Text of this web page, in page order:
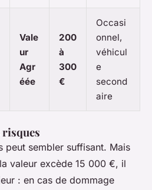
Vale
ur
Agr
éée
200
à
300
€
Occasi
onnel,
véhicul
e
second
aire
risques
peut sembler suffisant. Mais
valeur excède 15 000 €, il
: en cas de dommage